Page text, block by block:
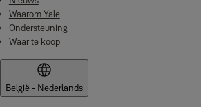
Waarom Yale
Ondersteuning
Waar te koop
België - Nederlands